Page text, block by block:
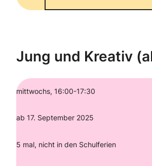
Jung und Kreativ
mittwochs, 16:00-17:30
ab 17. September 2025
5 mal, nicht in den Schulferien